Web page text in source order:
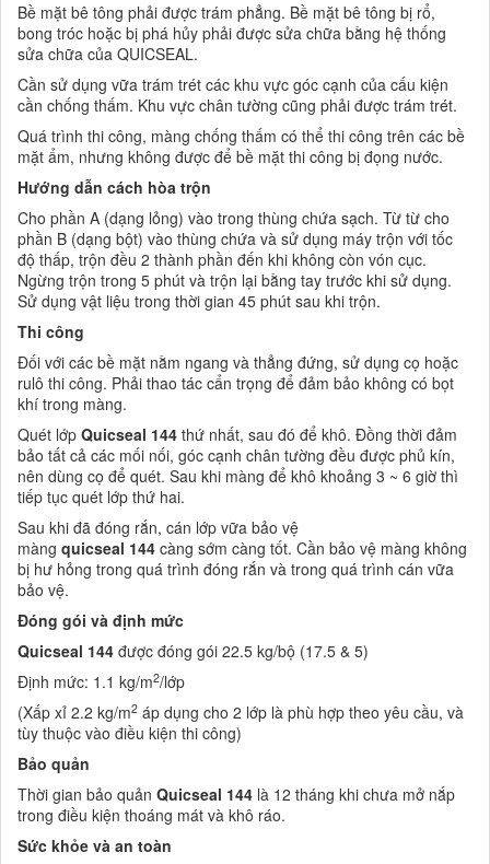
Bề mặt bê tông phải được trám phẳng. Bề mặt bê tông bị rổ,
bong tróc hoặc bị phá hủy phải được sửa chữa bằng hệ thống
sửa chữa của QUICSEAL.
Cần sử dụng vữa trám trét các khu vực góc cạnh của cấu kiện
cần chống thấm. Khu vực chân tường cũng phải được trám trét.
Quá trình thi công, màng chống thấm có thể thi công trên các bề
mặt ẩm, nhưng không được để bề mặt thi công bị đọng nước.
Hướng dẫn cách hòa trộn
Cho phần A (dạng lỏng) vào trong thùng chứa sạch. Từ từ cho
phần B (dạng bột) vào thùng chứa và sử dụng máy trộn với tốc
độ thấp, trộn đều 2 thành phần đến khi không còn vón cục.
Ngừng trộn trong 5 phút và trộn lại bằng tay trước khi sử dụng.
Sử dụng vật liệu trong thời gian 45 phút sau khi trộn.
Thi công
Đối với các bề mặt nằm ngang và thẳng đứng, sử dụng cọ hoặc
rulô thi công. Phải thao tác cẩn trọng để đảm bảo không có bọt
khí trong màng.
Quét lớp Quicseal 144 thứ nhất, sau đó để khô. Đồng thời đảm
bảo tất cả các mối nối, góc cạnh chân tường đều được phủ kín,
nên dùng cọ để quét. Sau khi màng để khô khoảng 3 ~ 6 giờ thì
tiếp tục quét lớp thứ hai.
Sau khi đã đóng rắn, cán lớp vữa bảo vệ
màng quicseal 144 càng sớm càng tốt. Cần bảo vệ màng không
bị hư hỏng trong quá trình đóng rắn và trong quá trình cán vữa
bảo vệ.
Đóng gói và định mức
Quicseal 144 được đóng gói 22.5 kg/bộ (17.5 & 5)
Định mức: 1.1 kg/m2/lớp
(Xấp xỉ 2.2 kg/m2 áp dụng cho 2 lớp là phù hợp theo yêu cầu, và
tùy thuộc vào điều kiện thi công)
Bảo quản
Thời gian bảo quản Quicseal 144 là 12 tháng khi chưa mở nắp
trong điều kiện thoáng mát và khô ráo.
Sức khỏe và an toàn